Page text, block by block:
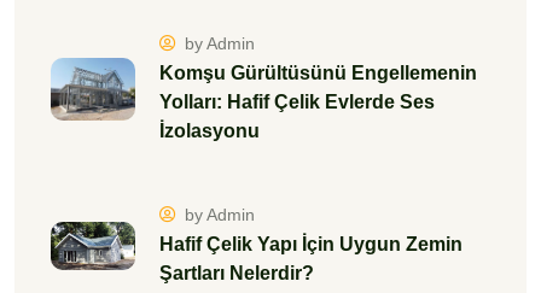
by Admin
Komşu Gürültüsünü Engellemenin
Yolları: Hafif Çelik Evlerde Ses
İzolasyonu
by Admin
Hafif Çelik Yapı İçin Uygun Zemin
Şartları Nelerdir?